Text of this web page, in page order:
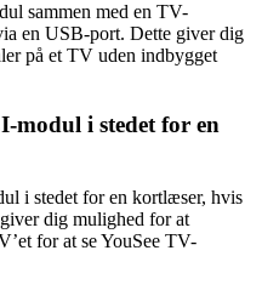
sammen med en TV-
en USB-port. Dette giver dig
på et TV uden indbygget
modul i stedet for en
i stedet for en kortlæser, hvis
dig mulighed for at
for at se YouSee TV-